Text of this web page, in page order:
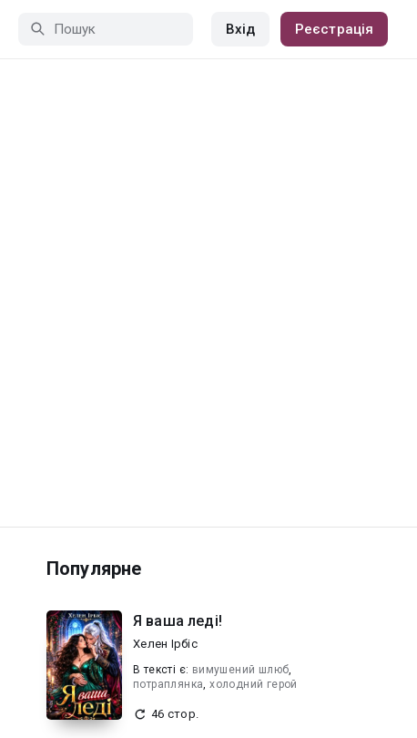
Вхід Реєстрація
Популярне
Я ваша леді!
Хелен Ірбіс
В текcті є: вимушений шлюб,
потраплянка,холодний герой
46 стор.